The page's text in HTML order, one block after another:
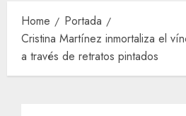
Home
Portada
Cristina Martínez inmortaliza el
a través de retratos pintados